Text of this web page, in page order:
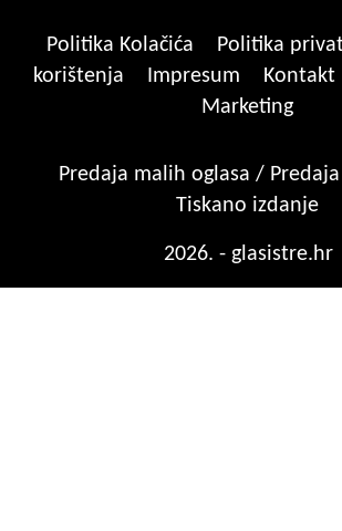
Politika Kolačića Politika
korištenja
Impresum Kontakt
Marketing
Predaja malih oglasa /
Tiskano izdanje
2026. - glasistre.hr